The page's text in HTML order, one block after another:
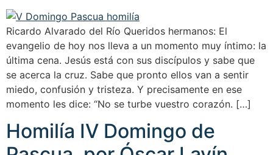
Ricardo Alvarado del Río Queridos hermanos: El
evangelio de hoy nos lleva a un momento muy íntimo: la
última cena. Jesús está con sus discípulos y sabe que
se acerca la cruz. Sabe que pronto ellos van a sentir
miedo, confusión y tristeza. Y precisamente en ese
momento les dice: “No se turbe vuestro corazón. […]
Homilía IV Domingo de